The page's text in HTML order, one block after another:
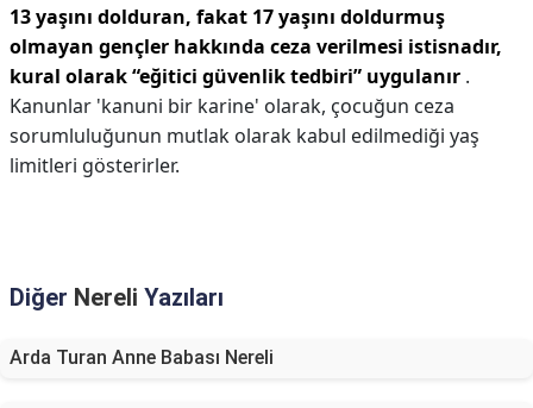
13 yaşını dolduran, fakat 17 yaşını doldurmuş
olmayan gençler hakkında ceza verilmesi istisnadır,
kural olarak “eğitici güvenlik tedbiri” uygulanır .
Kanunlar 'kanuni bir karine' olarak, çocuğun ceza
sorumluluğunun mutlak olarak kabul edilmediği yaş
limitleri gösterirler.
Diğer Nereli Yazıları
Arda Turan Anne Babası Nereli